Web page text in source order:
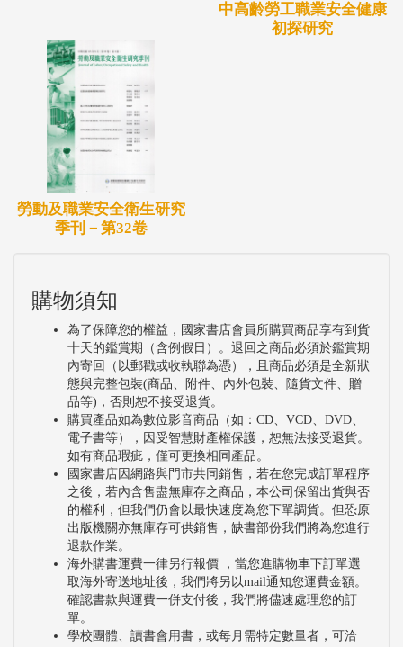
中高齡勞工職業安全健康
初探研究
勞動及職業安全衛生研究
季刊－第32卷
購物須知
為了保障您的權益，國家書店會員所購買商品享有到貨
十天的鑑賞期（含例假日）。退回之商品必須於鑑賞期
內寄回（以郵戳或收執聯為憑），且商品必須是全新狀
態與完整包裝(商品、附件、內外包裝、隨貨文件、贈
品等)，否則恕不接受退貨。
購買產品如為數位影音商品（如：CD、VCD、DVD、
電子書等），因受智慧財產權保護，恕無法接受退貨。
如有商品瑕疵，僅可更換相同產品。
國家書店因網路與門市共同銷售，若在您完成訂單程序
之後，若內含售盡無庫存之商品，本公司保留出貨與否
的權利，但我們仍會以最快速度為您下單調貨。但恐原
出版機關亦無庫存可供銷售，缺書部份我們將為您進行
退款作業。
海外購書運費一律另行報價 ，當您進購物車下訂單選
取海外寄送地址後，我們將另以mail通知您運費金額。
確認書款與運費一併支付後，我們將儘速處理您的訂
單。
學校團體、讀書會用書，或每月需特定數量者，可洽